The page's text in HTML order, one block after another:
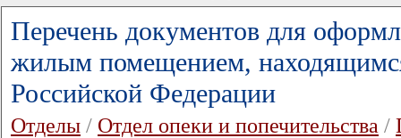
Перечень документов для
жилым помещением,
Российской Федерации
Отделы / Отдел опеки и попечительства /